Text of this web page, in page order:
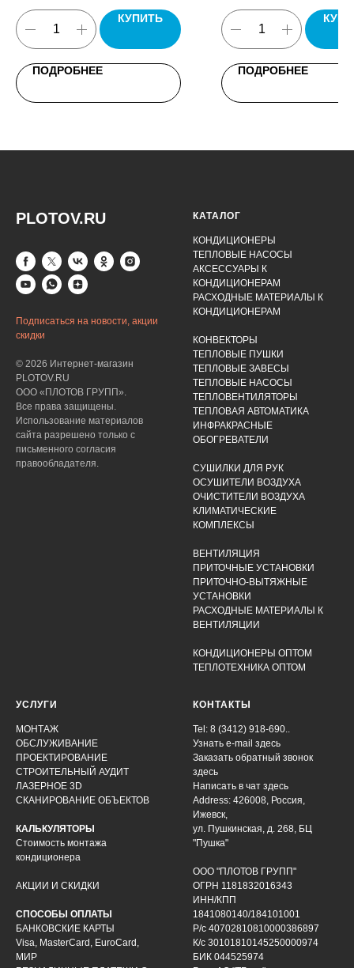
КУПИТЬ
ПОДРОБНЕЕ ПОДРОБНЕЕ
PLOTOV.RU
Подписаться на новости, акции
скидки
© 2026 Интернет-магазин
PLOTOV.RU
ООО «ПЛОТОВ ГРУПП».
Все права защищены.
Использование материалов
сайта разрешено только с
письменного согласия
правообладателя.
КАТАЛОГ
КОНДИЦИОНЕРЫ
ТЕПЛОВЫЕ НАСОСЫ
АКСЕССУАРЫ К
КОНДИЦИОНЕРАМ
РАСХОДНЫЕ МАТЕРИАЛЫ К
КОНДИЦИОНЕРАМ
КОНВЕКТОРЫ
ТЕПЛОВЫЕ ПУШКИ
ТЕПЛОВЫЕ ЗАВЕСЫ
ТЕПЛОВЫЕ НАСОСЫ
ТЕПЛОВЕНТИЛЯТОРЫ
ТЕПЛОВАЯ АВТОМАТИКА
ИНФРАКРАСНЫЕ
ОБОГРЕВАТЕЛИ
СУШИЛКИ ДЛЯ РУК
ОСУШИТЕЛИ ВОЗДУХА
ОЧИСТИТЕЛИ ВОЗДУХА
КЛИМАТИЧЕСКИЕ
КОМПЛЕКСЫ
ВЕНТИЛЯЦИЯ
ПРИТОЧНЫЕ УСТАНОВКИ
ПРИТОЧНО-ВЫТЯЖНЫЕ
УСТАНОВКИ
РАСХОДНЫЕ МАТЕРИАЛЫ К
ВЕНТИЛЯЦИИ
КОНДИЦИОНЕРЫ ОПТОМ
ТЕПЛОТЕХНИКА ОПТОМ
УСЛУГИ
МОНТАЖ
ОБСЛУЖИВАНИЕ
ПРОЕКТИРОВАНИЕ
СТРОИТЕЛЬНЫЙ АУДИТ
ЛАЗЕРНОЕ 3D
СКАНИРОВАНИЕ ОБЪЕКТОВ
КАЛЬКУЛЯТОРЫ
Стоимость монтажа
кондиционера
АКЦИИ И СКИДКИ
СПОСОБЫ ОПЛАТЫ
БАНКОВСКИЕ КАРТЫ
Visa, MasterCard, EuroCard,
МИР
КОНТАКТЫ
Tel: 8 (3412) 918-690..
Узнать e-mail здесь
Заказать обратный звонок
здесь
Написать в чат здесь
Address: 426008, Россия,
Ижевск,
ул. Пушкинская, д. 268, БЦ
"Пушка"
ООО "ПЛОТОВ ГРУПП"
ОГРН 1181832016343
ИНН/КПП
1841080140/184101001
Р/с 40702810810000386897
К/с 30101810145250000974
БИК 044525974